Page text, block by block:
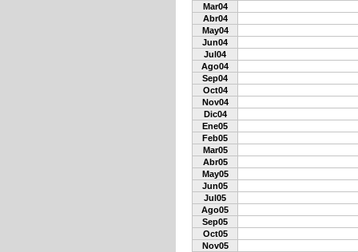
Mar04
Abr04
May04
Jun04
Jul04
Ago04
Sep04
Oct04
Nov04
Dic04
Ene05
Feb05
Mar05
Abr05
May05
Jun05
Jul05
Ago05
Sep05
Oct05
Nov05